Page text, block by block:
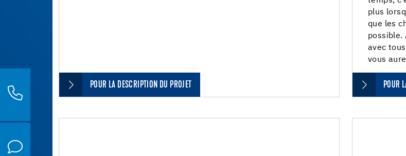
POUR LA DESCRIPTION DU PROJET
plus
que les
possible.
avec
vous
POUR